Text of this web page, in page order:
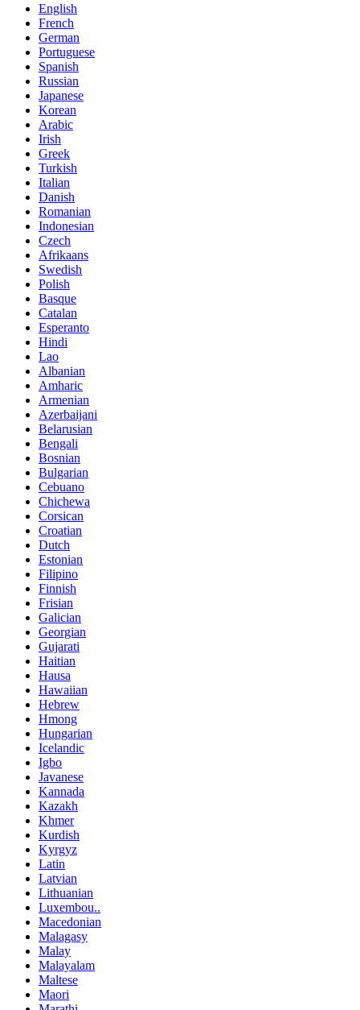
English
French
German
Portuguese
Spanish
Russian
Japanese
Korean
Arabic
Irish
Greek
Turkish
Italian
Danish
Romanian
Indonesian
Czech
Afrikaans
Swedish
Polish
Basque
Catalan
Esperanto
Hindi
Lao
Albanian
Amharic
Armenian
Azerbaijani
Belarusian
Bengali
Bosnian
Bulgarian
Cebuano
Chichewa
Corsican
Croatian
Dutch
Estonian
Filipino
Finnish
Frisian
Galician
Georgian
Gujarati
Haitian
Hausa
Hawaiian
Hebrew
Hmong
Hungarian
Icelandic
Igbo
Javanese
Kannada
Kazakh
Khmer
Kurdish
Kyrgyz
Latin
Latvian
Lithuanian
Luxembou..
Macedonian
Malagasy
Malay
Malayalam
Maltese
Maori